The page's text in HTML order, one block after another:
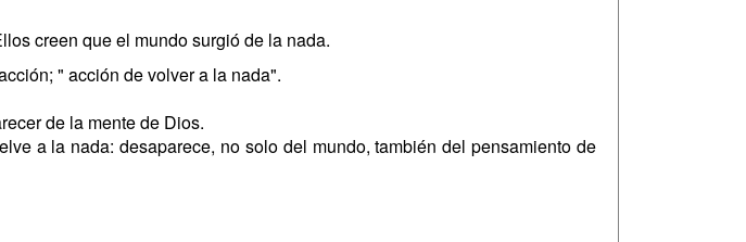
creen que el mundo surgió de la nada.
" acción de volver a la nada".
de la mente de Dios.
a la nada: desaparece, no solo del mundo, también del pensamiento de